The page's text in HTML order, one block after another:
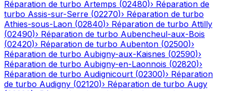
Réparation de turbo Artemps (02480)› Réparation de
turbo Assis-sur-Serre (02270)› Réparation de turbo
Athies-sous-Laon (02840)› Réparation de turbo Attilly
(02490)› Réparation de turbo Aubencheul-aux-Bois
(02420)› Réparation de turbo Aubenton (02500)›
Réparation de turbo Aubigny-aux-Kaisnes (02590)›
Réparation de turbo Aubigny-en-Laonnois (02820)›
Réparation de turbo Audignicourt (02300)› Réparation
de turbo Audigny (02120)› Réparation de turbo Augy